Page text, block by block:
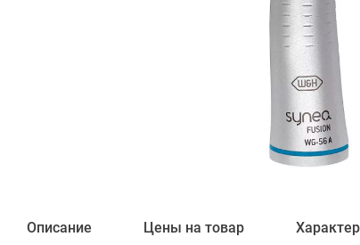
Описание Цены на товар